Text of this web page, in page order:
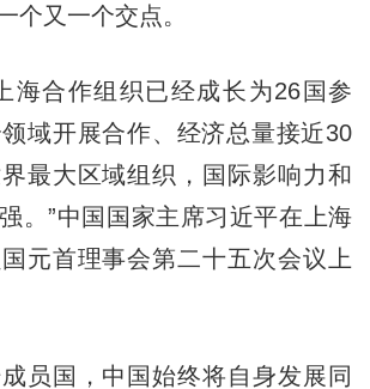
个又一个交点。
合作组织已经成长为26国参
域开展合作、经济总量接近30
最大区域组织，国际影响力和
。”中国国家主席习近平在上海
元首理事会第二十五次会议上
国，中国始终将自身发展同